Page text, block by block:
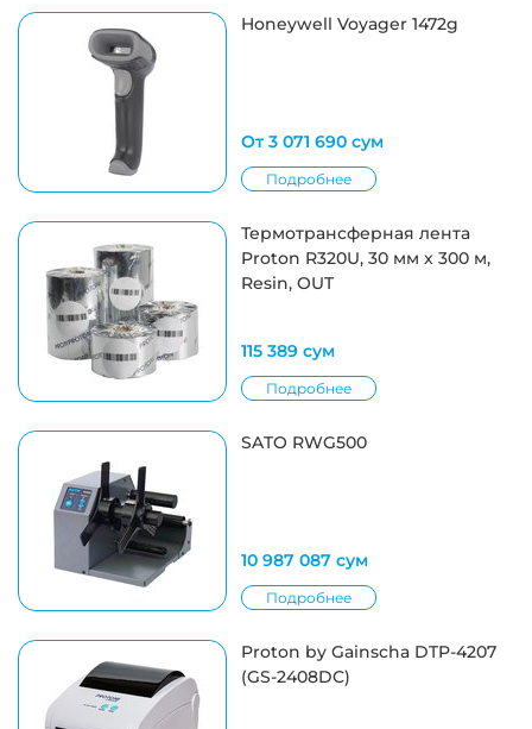
Honeywell Voyager 1472g
От 3 071 690 сум
Подробнее
Термотрансферная лента
Proton R320U, 30 мм х 300 м,
Resin, OUT
115 389 сум
Подробнее
SATO RWG500
10 987 087 сум
Подробнее
Proton by Gainscha DTP-4207
(GS-2408DC)